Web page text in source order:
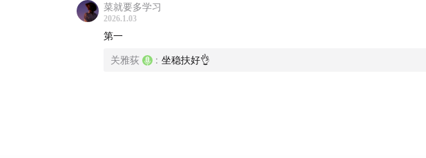
菜就要多学习
2026.1.03
第一
关雅荻 : 坐稳扶好👌